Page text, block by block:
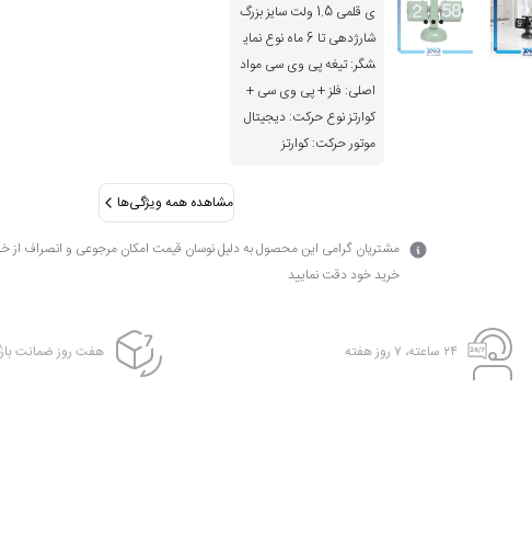
ی قلمی 1.5 ولت سایز بزرگ
شارژدهی تا 6 ماه نوع نمای
شگر: تیغه پی وی سی مواد
اصلی: فلز + پی وی سی +
کوارتز نوع حرکت: دیجیتال
موتور حرکت: کوارتز
مشاهده همه ویژگی‌ها
مشتریان گرامی این محصول به دلیل نوسان قیمت امکان مرجوعی و انصراف از
خرید خود دقت نمایید
۲۴ ساعته، ۷ روز هفته هفت روز ضمانت